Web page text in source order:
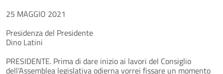
25 MAGGIO 2021
Presidenza del Presidente
Dino Latini
PRESIDENTE. Prima di dare inizio ai lavori del Consiglio
dell’Assemblea legislativa odierna vorrei fissare un momento